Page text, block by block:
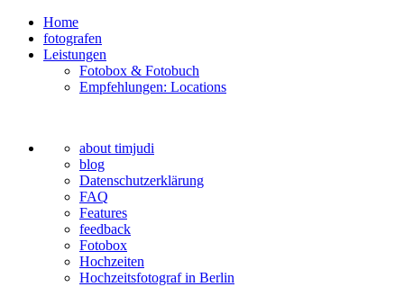
Home
fotografen
Leistungen
Fotobox & Fotobuch
Empfehlungen: Locations
about timjudi
blog
Datenschutzerklärung
FAQ
Features
feedback
Fotobox
Hochzeiten
Hochzeitsfotograf in Berlin